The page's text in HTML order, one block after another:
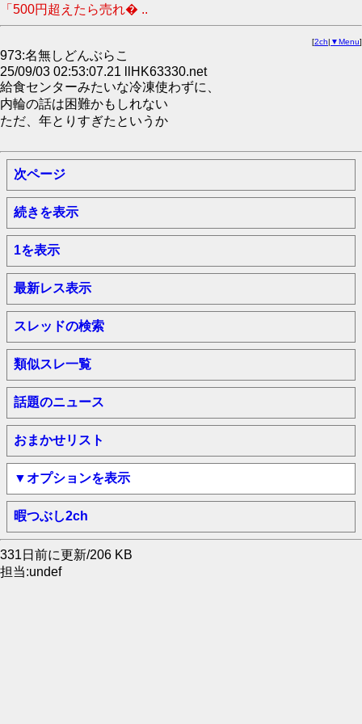
「500円超えたら売れ� ..
[2ch| ▼Menu]
973:名無しどんぶらこ
25/09/03 02:53:07.21 llHK63330.net
給食センターみたいな冷凍使わずに、
内輪の話は困難かもしれない
ただ、年とりすぎたというか
次ページ
続きを表示
1を表示
最新レス表示
スレッドの検索
類似スレ一覧
話題のニュース
おまかせリスト
▼オプションを表示
暇つぶし2ch
331日前に更新/206 KB
担当:undef